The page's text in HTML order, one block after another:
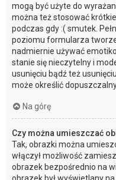
mogą być użyte do
można też stosować
podczas gdy :( smutek.
poziomu formularza
nadmiernie używać
stanie się nieczytelny i
usunięciu bądź też
może określić
Na górę
Czy można umieszczać
Tak, obrazki można
włączył możliwość
obrazek bezpośrednio na